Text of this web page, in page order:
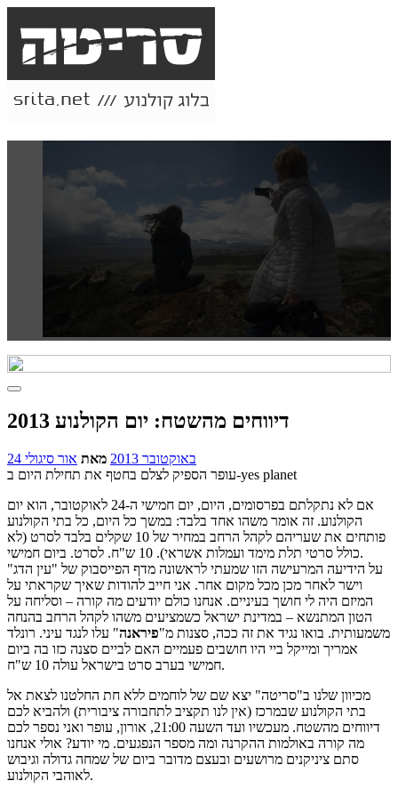
דיווחים מהשטח: יום הקולנוע 2013
24 באוקטובר 2013 מאת אור סיגולי
עופר הספיק לצלם בחטף את תחילת היום ב-yes planet
אם לא נתקלתם בפרסומים, היום, יום חמישי ה-24 לאוקטובר, הוא יום
הקולנוע. זה אומר משהו אחד בלבד: במשך כל היום, כל בתי הקולנוע
פותחים את שעריהם לקהל הרחב במחיר של 10 שקלים בלבד לסרט (לא
כולל סרטי תלת מימד ועמלות אשראי). 10 ש"ח. לסרט. ביום חמישי.
על הידיעה המרעישה הזו שמעתי לראשונה מדף הפייסבוק של "עין הדג"
וישר לאחר מכן מכל מקום אחר. אני חייב להודות שאיך שקראתי על
המיזם היה לי חושך בעיניים. אנחנו כולם יודעים מה קורה – וסליחה על
הטון המתנשא – במדינת ישראל כשמציעים משהו לקהל הרחב בהנחה
משמעותית. בואו נגיד את זה ככה, סצנות מ"פיראנה" עלו לנגד עיני. רונלד
אמריך ומייקל ביי היו חושבים פעמיים האם לביים סצנה כזו בה ביום
חמישי בערב סרט בישראל עולה 10 ש"ח.
מכיוון שלנו ב"סריטה" יצא שם של לוחמים ללא חת החלטנו לצאת אל
בתי הקולנוע שבמרכז (אין לנו תקציב לתחבורה ציבורית) ולהביא לכם
דיווחים מהשטח. מעכשיו ועד השעה 21:00, אורון, עופר ואני נספר לכם
מה קורה באולמות ההקרנה ומה מספר הנפגעים. מי יודע? אולי אנחנו
סתם ציניקנים מרושעים ובעצם מדובר ביום של שמחה גדולה וגיבוש
לאוהבי הקולנוע.